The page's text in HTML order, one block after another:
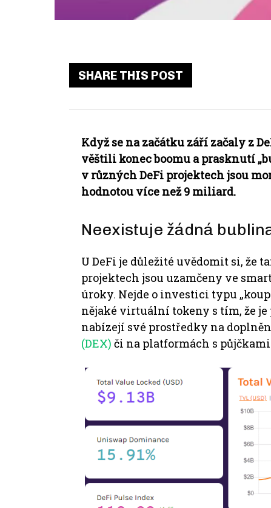
SHARE THIS POST
Když se na začátku září začaly z
věštili konec boomu a prasknutí
v různých DeFi projektech jsou
hodnotou více než 9 miliard.
Neexistuje žádná
U DeFi je důležité uvědomit si, že
projektech jsou uzamčeny ve
úroky. Nejde o investici typu
nějaké virtuální tokeny s tím, že je
nabízejí své prostředky na
(DEX) či na platformách s